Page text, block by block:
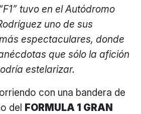
tuvo en el Autódromo
uno de sus
espectaculares, donde
que sólo la afición
estelarizar.
con una bandera de
del FORMULA 1 GRAN